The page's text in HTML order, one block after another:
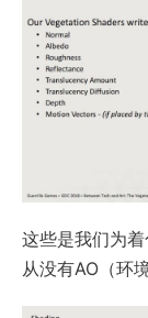
这些是我们为
从没有AO（环